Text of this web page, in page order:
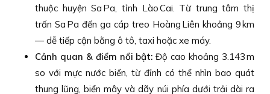
thuộc huyện Sa Pa, tỉnh Lào Cai. Từ trung tâm thị
trấn Sa Pa đến ga cáp treo Hoàng Liên khoảng 9 km
— dễ tiếp cận bằng ô tô, taxi hoặc xe máy.
Cảnh quan & điểm nổi bật: Độ cao khoảng 3.143 m
so với mực nước biển, từ đỉnh có thể nhìn bao quát
thung lũng, biển mây và dãy núi phía dưới trải dài ra